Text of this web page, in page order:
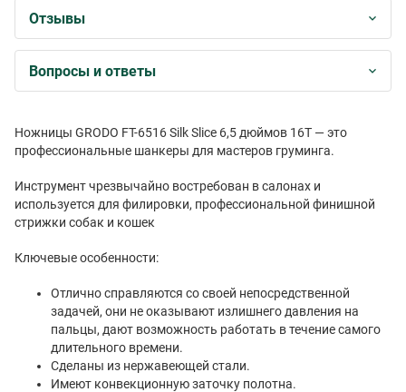
Отзывы
Вопросы и ответы
Ножницы GRODO FT-6516 Silk Slice 6,5 дюймов 16T — это
профессиональные шанкеры для мастеров груминга.
Инструмент чрезвычайно востребован в салонах и
используется для филировки, профессиональной финишной
стрижки собак и кошек
Ключевые особенности:
Отлично справляются со своей непосредственной
задачей, они не оказывают излишнего давления на
пальцы, дают возможность работать в течение самого
длительного времени.
Сделаны из нержавеющей стали.
Имеют конвекционную заточку полотна.